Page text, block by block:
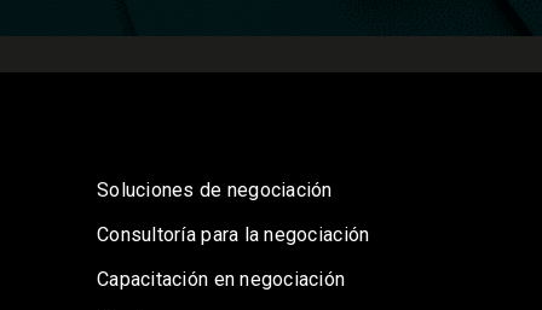
Soluciones de negociación
Consultoría para la negociación
Capacitación en negociación